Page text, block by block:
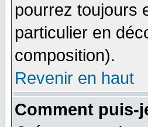
pourrez toujours
particulier en
composition).
Revenir en haut
Comment puis-